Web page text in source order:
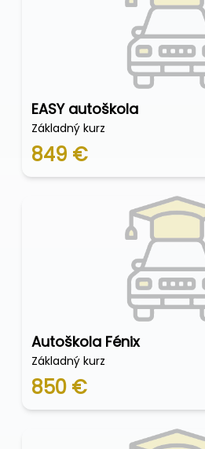
EASY autoškola
Základný kurz
849 €
Autoškola Fénix
Základný kurz
850 €